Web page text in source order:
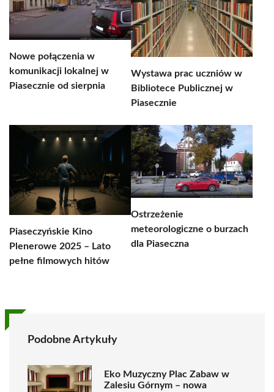
Nowe połączenia w
komunikacji lokalnej w
Piasecznie od sierpnia
Wystawa prac uczniów w
Bibliotece Publicznej w
Piasecznie
Piaseczyńskie Kino
Plenerowe 2025 – Lato
pełne filmowych hitów
Ostrzeżenie
meteorologiczne o burzach
dla Piaseczna
Podobne Artykuły
Eko Muzyczny Plac Zabaw w
Zalesiu Górnym – nowa